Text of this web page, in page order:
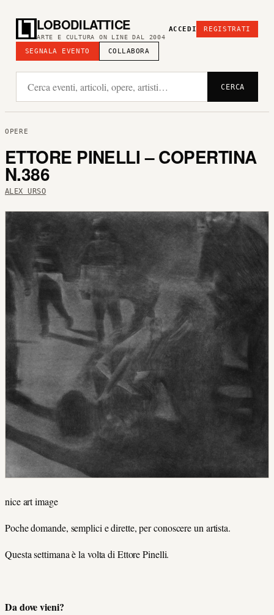
LOBODILATTICE
ARTE E CULTURA ON LINE DAL 2004
SEGNALA EVENTO COLLABORA
ACCEDI REGISTRATI
CERCA
OPERE
ETTORE PINELLI – COPERTINA
N.386
ALEX URSO
nice art image
Poche domande, semplici e dirette, per conoscere un artista.
Questa settimana è la volta di Ettore Pinelli.
Da dove vieni?